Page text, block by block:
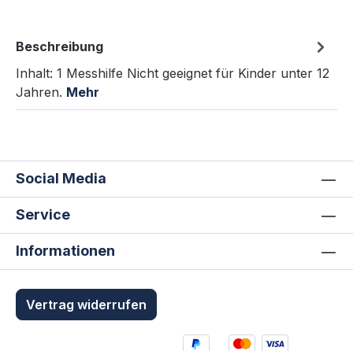
Beschreibung
Inhalt: 1 Messhilfe Nicht geeignet für Kinder unter 12
Jahren. Mehr
Social Media
Service
Informationen
Vertrag widerrufen